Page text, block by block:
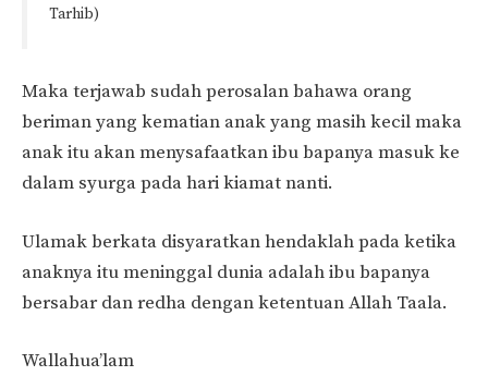
Tarhib)
Maka terjawab sudah perosalan bahawa orang
beriman yang kematian anak yang masih kecil maka
anak itu akan menysafaatkan ibu bapanya masuk ke
dalam syurga pada hari kiamat nanti.
Ulamak berkata disyaratkan hendaklah pada ketika
anaknya itu meninggal dunia adalah ibu bapanya
bersabar dan redha dengan ketentuan Allah Taala.
Wallahua’lam